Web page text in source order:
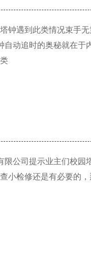
钟遇到此类情况束手无
动追时的奥秘就在于
公司提示业主们校园
小检修还是有必要的